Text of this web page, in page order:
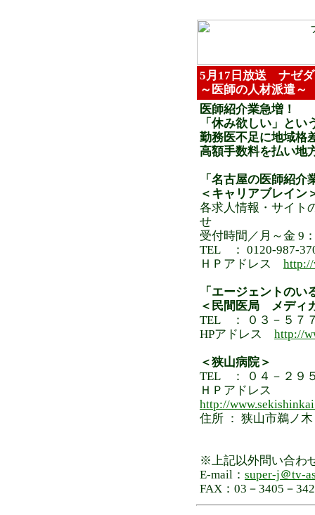
5月17日放送 ナゼ
～医師の人材派遣～
医師紹介業急増！
「休み欲しい」とい
勤務医不足に地域格
高額手数料を払い地
「名古屋の医師紹介
＜キャリアブレイ
各求人情報・サイト
せ
受付時間／月～金 9
TEL ： 0120-987-
ＨＰアドレス http://
「エージェントのい
＜民間医局 メディ
TEL ： ０３－５７
HPアドレス http://
＜狭山病院＞
TEL ： ０４－２９
ＨＰアドレス
http://
住所 ： 狭山市鵜ノ
※上記以外問い合わ
E-mail： super-j＠tv-
FAX：03－3405－